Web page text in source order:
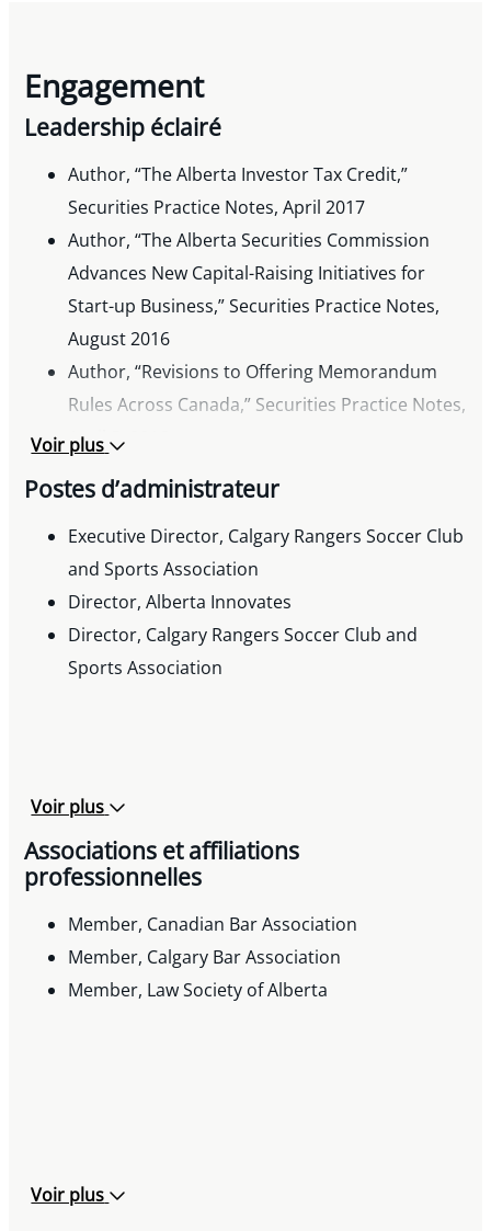
Engagement
Leadership éclairé
Author, “The Alberta Investor Tax Credit,”
Securities Practice Notes, April 2017
Author, “The Alberta Securities Commission
Advances New Capital-Raising Initiatives for
Start-up Business,” Securities Practice Notes,
August 2016
Author, “Revisions to Offering Memorandum
Rules Across Canada,” Securities Practice Notes,
April 5, 2016
Amendment Act, 2014, Receives Royal Assent,”
Lexology, 2014
Author, “CSA Staff Consultation Note 45–401,”
Securities Practice Notes, Winter 2012
Author, “Alberta Blanket Order Completes
« North West » Exemptions From Universal
Registration Regime,” Securities Practice Notes,
Voir plus
Postes d’administrateur
Executive Director, Calgary Rangers Soccer Club
and Sports Association
Director, Alberta Innovates
Director, Calgary Rangers Soccer Club and
Sports Association
Voir plus
Associations et affiliations
professionnelles
Member, Canadian Bar Association
Member, Calgary Bar Association
Member, Law Society of Alberta
Voir plus